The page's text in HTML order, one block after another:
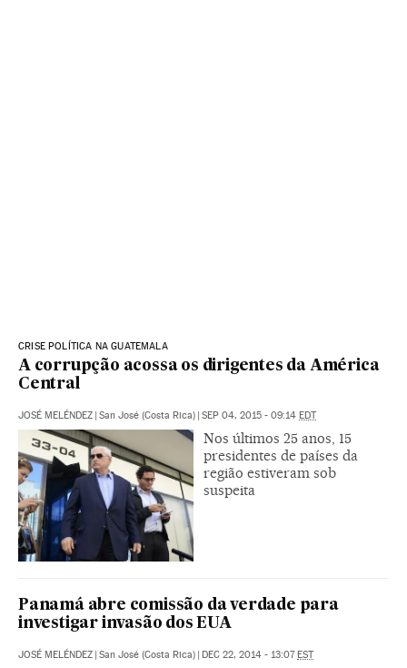
CRISE POLÍTICA NA GUATEMALA
A corrupção acossa os dirigentes da América
Central
JOSÉ MELÉNDEZ San José (Costa Rica) SEP 04, 2015 - 09:14 EDT
Nos últimos 25 anos, 15
presidentes de países da
região estiveram sob
suspeita
Panamá abre comissão da verdade para
investigar invasão dos EUA
JOSÉ MELÉNDEZ San José (Costa Rica) DEC 22, 2014 - 13:07 EST